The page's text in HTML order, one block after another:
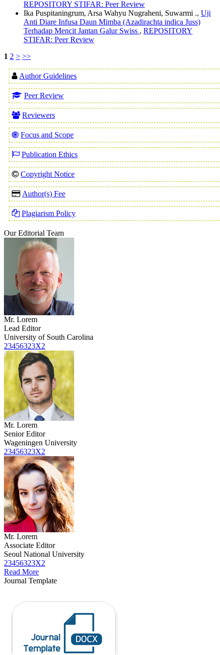
REPOSITORY STIFAR: Peer Review
Ika Puspitaningrum, Arsa Wahyu Nugraheni, Suwarmi ., Uji
Anti Diare Infusa Daun Mimba (Azadirachta indica Juss)
Terhadap Mencit Jantan Galur Swiss , REPOSITORY
STIFAR: Peer Review
1 2 > >>
Author Guidelines
Peer Review
Reviewers
Focus and Scope
Publication Ethics
Copyright Notice
Author(s) Fee
Plagiarism Policy
Our Editorial Team
Mr. Lorem
Lead Editor
University of South Carolina
23456323X2
Mr. Lorem
Senior Editor
Wageningen University
23456323X2
Mr. Lorem
Associate Editor
Seoul National University
23456323X2
Read More
Journal Template